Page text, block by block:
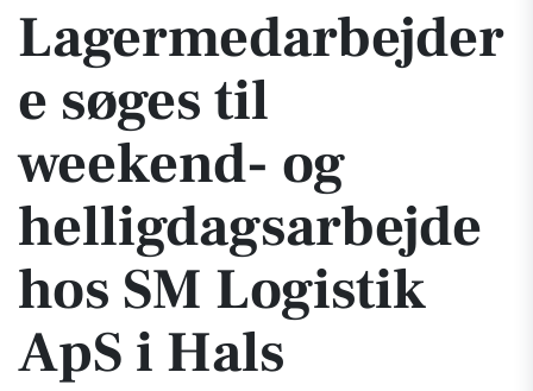
Lagermedarbejder
e søges til
weekend- og
helligdagsarbejde
hos SM Logistik
ApS i Hals